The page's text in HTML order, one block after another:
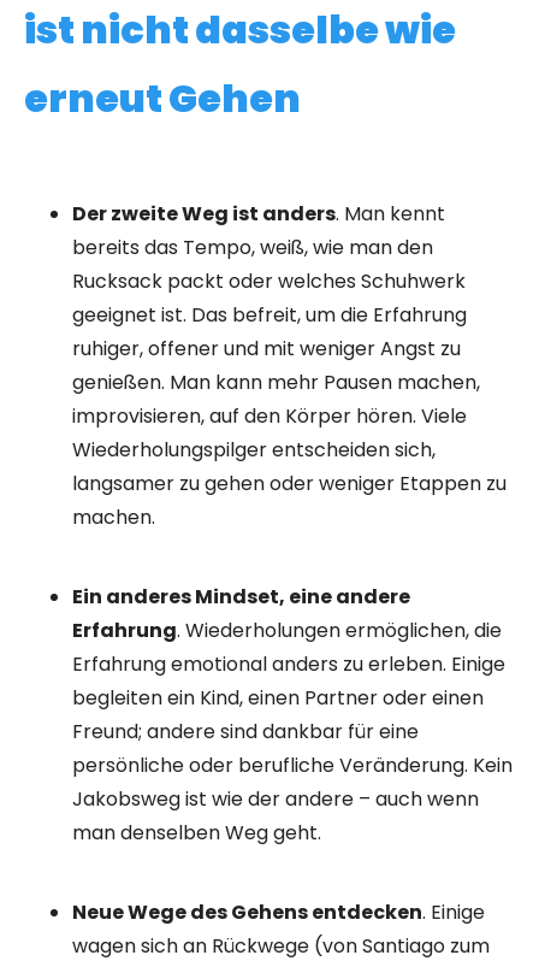
ist nicht dasselbe wie
erneut Gehen
Der zweite Weg ist anders. Man kennt
bereits das Tempo, weiß, wie man den
Rucksack packt oder welches Schuhwerk
geeignet ist. Das befreit, um die Erfahrung
ruhiger, offener und mit weniger Angst zu
genießen. Man kann mehr Pausen machen,
improvisieren, auf den Körper hören. Viele
Wiederholungspilger entscheiden sich,
langsamer zu gehen oder weniger Etappen zu
machen.
Ein anderes Mindset, eine andere
Erfahrung. Wiederholungen ermöglichen, die
Erfahrung emotional anders zu erleben. Einige
begleiten ein Kind, einen Partner oder einen
Freund; andere sind dankbar für eine
persönliche oder berufliche Veränderung. Kein
Jakobsweg ist wie der andere – auch wenn
man denselben Weg geht.
Neue Wege des Gehens entdecken. Einige
wagen sich an Rückwege (von Santiago zum